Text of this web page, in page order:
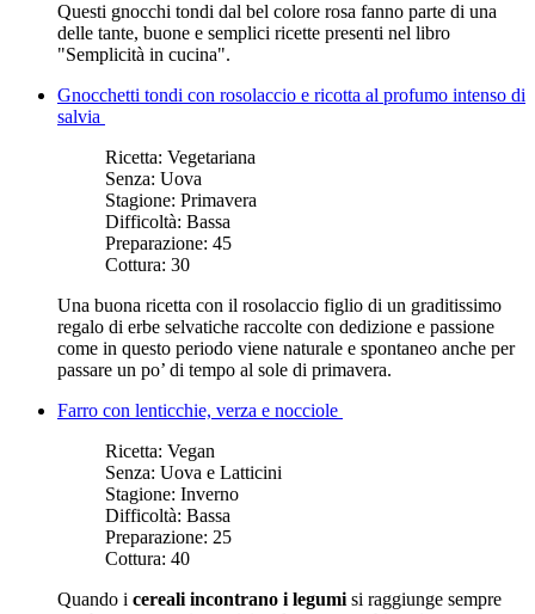
Questi gnocchi tondi dal bel colore rosa fanno parte di una
delle tante, buone e semplici ricette presenti nel libro
"Semplicità in cucina".
Gnocchetti tondi con rosolaccio e ricotta al profumo intenso di
salvia
Ricetta: Vegetariana
Senza: Uova
Stagione: Primavera
Difficoltà: Bassa
Preparazione: 45
Cottura: 30
Una buona ricetta con il rosolaccio figlio di un graditissimo
regalo di erbe selvatiche raccolte con dedizione e passione
come in questo periodo viene naturale e spontaneo anche per
passare un po’ di tempo al sole di primavera.
Farro con lenticchie, verza e nocciole
Ricetta: Vegan
Senza: Uova e Latticini
Stagione: Inverno
Difficoltà: Bassa
Preparazione: 25
Cottura: 40
Quando i cereali incontrano i legumi si raggiunge sempre